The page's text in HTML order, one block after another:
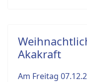
Akakraft
Am Freitag